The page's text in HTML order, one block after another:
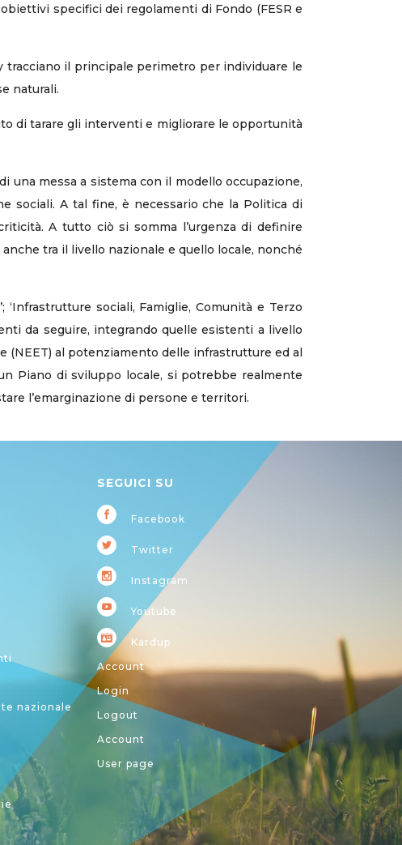
specifici dei regolamenti di Fondo (FESR e
il principale perimetro per individuare le
naturali.
di tarare gli interventi e migliorare le opportunità
una messa a sistema con il modello occupazione,
sociali. A tal fine, è necessario che la Politica di
A tutto ciò si somma l’urgenza di definire
tra il livello nazionale e quello locale, nonché
‘Infrastrutture sociali, Famiglie, Comunità e Terzo
da seguire, integrando quelle esistenti a livello
(NEET) al potenziamento delle infrastrutture ed al
Piano di sviluppo locale, si potrebbe realmente
l’emarginazione di persone e territori.
nazionale
SEGUICI SU
Facebook
Twitter
Instagram
Youtube
Kardup
Account
Login
Logout
Account
User page